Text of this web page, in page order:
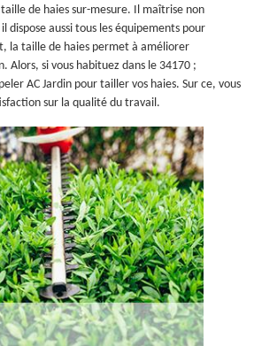
de haies sur-mesure. Il maîtrise non
dispose aussi tous les équipements pour
la taille de haies permet à améliorer
Alors, si vous habituez dans le 34170 ;
AC Jardin pour tailler vos haies. Sur ce, vous
sur la qualité du travail.